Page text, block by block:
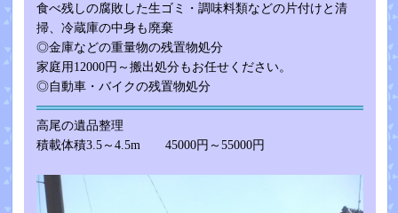
食べ残しの腐敗した生ゴミ・調味料類などの片付けと清
掃、冷蔵庫の中身も廃棄
◎金庫などの重量物の残置物処分
家庭用12000円～搬出処分もお任せください。
◎自動車・バイクの残置物処分
高尾の遺品整理
積載体積3.5～4.5m 45000円～55000円